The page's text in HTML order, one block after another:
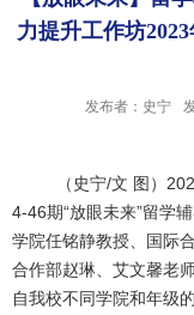
力提升工作坊
发布者：史宁
（史宁/文 图）
4-46期“放眼未来”留学
学院任铭静教授、国际
合作部赵琳、艾文馨老
自我校不同学院和年级